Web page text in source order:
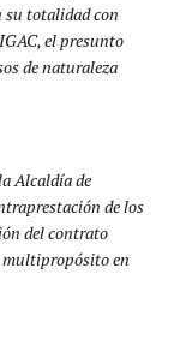
su totalidad con
el presunto
de naturaleza
Alcaldía de
de los
del contrato
en